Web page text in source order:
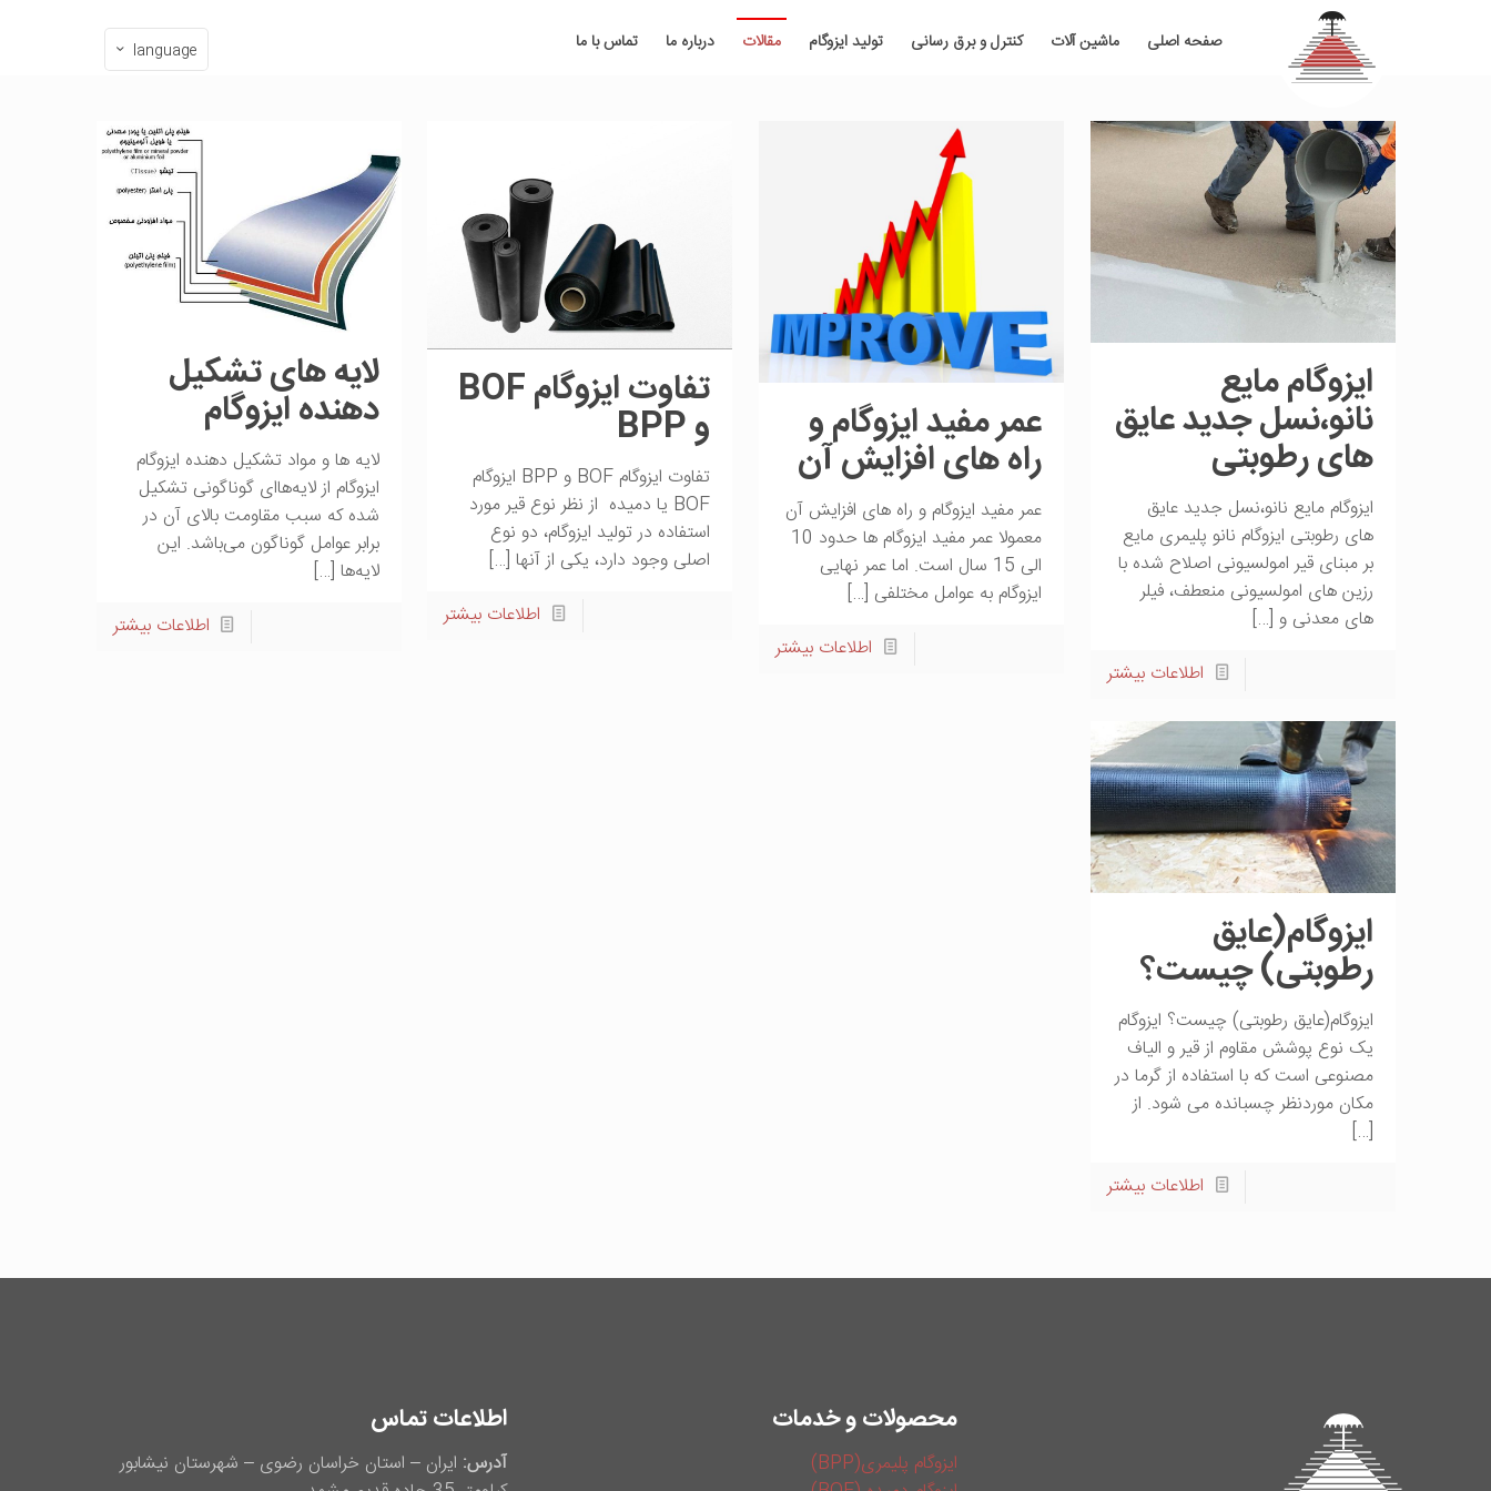
صفحه اصلی ماشین آلات کنترل و برق رسانی تولید ایزوگام مقالات درباره ما تماس با ما language
ایزوگام مایع
نانو،نسل جدید عایق
های رطوبتی
ایزوگام مایع نانو،نسل جدید عایق
های رطوبتی ایزوگام نانو پلیمری مایع
بر مبنای قیر امولسیونی اصلاح شده با
رزین‌ های امولسیونی منعطف، فیلر
های معدنی و […]
اطلاعات بیشتر
عمر مفید ایزوگام و
راه های افزایش آن
عمر مفید ایزوگام و راه های افزایش آن
معمولا عمر مفید ایزوگام ها حدود 10
الی 15 سال است. اما عمر نهایی
ایزوگام به عوامل مختلفی […]
اطلاعات بیشتر
تفاوت ایزوگام BOF
و BPP
تفاوت ایزوگام BOF و BPP ایزوگام
BOF یا دمیده از نظر نوع قیر مورد
استفاده در تولید ایزوگام، دو نوع
اصلی وجود دارد، یکی از آنها[…]
اطلاعات بیشتر
لایه های تشکیل
دهنده ایزوگام
لایه ها و مواد تشکیل دهنده ایزوگام
ایزوگام از لایه‌هاای گوناگونی تشکیل
شده که سبب مقاومت بالای آن در
برابر عوامل گوناگون می‌باشد. این
لایه‌ها […]
اطلاعات بیشتر
ایزوگام(عایق
رطوبتی) چیست؟
ایزوگام(عایق رطوبتی) چیست؟ ایزوگام
یک نوع پوشش مقاوم از قیر و الیاف
مصنوعی است که با استفاده از گرما در
مکان موردنظر چسبانده می شود. از
[…]
اطلاعات بیشتر
محصولات و خدمات
ایزوگام پلیمری(BPP)
اطلاعات تماس
آدرس: ایران – استان خراسان رضوی – شهرستان نیشابور